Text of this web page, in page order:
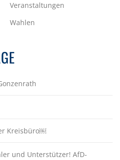
Veranstaltungen
Wahlen
Kreisbüro￼
und Unterstützer! AfD-